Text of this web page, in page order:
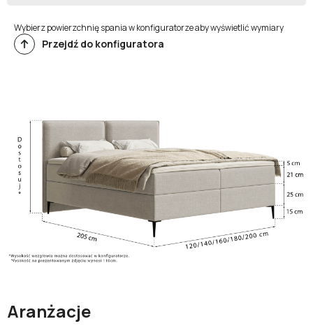
Wybierz powierzchnię spania w konfiguratorze aby wyświetlić wymiary
Przejdź do konfiguratora
Aranżacje